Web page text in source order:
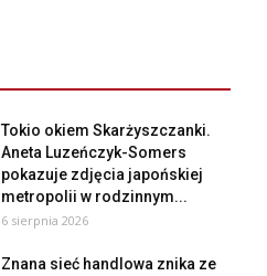
Tokio okiem Skarżyszczanki.
Aneta Luzeńczyk-Somers
pokazuje zdjęcia japońskiej
metropolii w rodzinnym...
6 sierpnia 2026
Znana sieć handlowa znika ze